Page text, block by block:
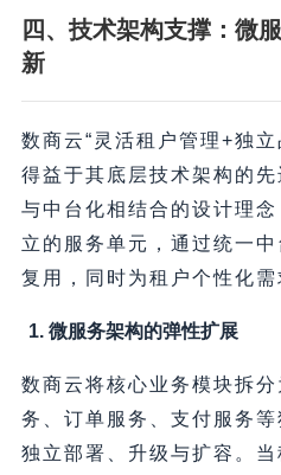
四、技术架构支撑：微
新
数商云“灵活租户管理+独立
得益于其底层技术架构的
与中台化相结合的设计理
立的服务单元，通过统一
复用，同时为租户个性化需
1. 微服务架构的弹性扩展
数商云将核心业务模块拆
务、订单服务、支付服务
独立部署、升级与扩容。